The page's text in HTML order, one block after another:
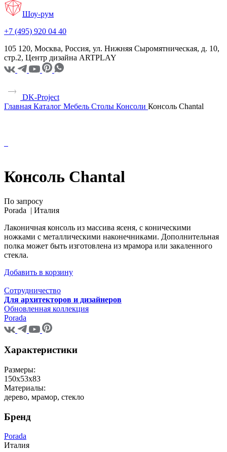
Шоу-рум
+7 (495) 920 04 40
105 120, Москва, Россия, ул. Нижняя Сыромятническая, д. 10,
стр.2, Центр дизайна ARTPLAY
DK-Project
Главная Каталог Мебель Столы Консоли Консоль Chantal
Консоль Chantal
По запросу
Porada | Италия
Лаконичная консоль из массива ясеня, с коническими
ножками с металлическими наконечниками. Дополнительная
полка может быть изготовлена из мрамора или закаленного
стекла.
Добавить в корзину
Сотрудничество
Для архитекторов и дизайнеров
Обновленная коллекция
Porada
Характеристики
Размеры:
150x53x83
Материалы:
дерево, мрамор, стекло
Бренд
Porada
Италия